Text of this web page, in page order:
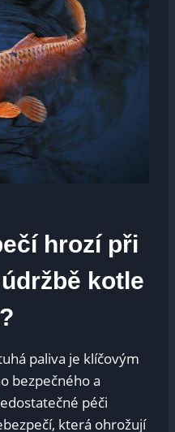
hrozí při
kotle
paliva je klíčovým
bezpečného a
péči
která ohrožují